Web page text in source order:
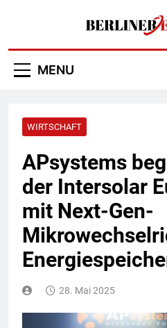
MENU
WIRTSCHAFT
APsystems
der Intersolar
mit Next-Gen-
28. Mai 2025